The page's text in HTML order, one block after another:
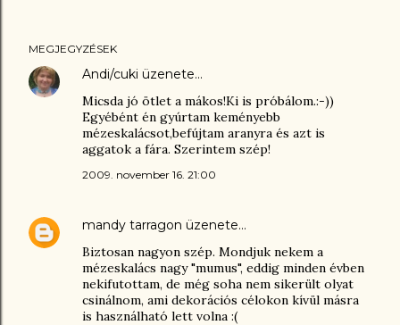
MEGJEGYZÉSEK
Andi/cuki üzenete…
Micsda jó ötlet a mákos!Ki is próbálom.:-))
Egyébént én gyúrtam keményebb
mézeskalácsot,befújtam aranyra és azt is
aggatok a fára. Szerintem szép!
2009. november 16. 21:00
mandy tarragon üzenete…
Biztosan nagyon szép. Mondjuk nekem a
mézeskalács nagy "mumus", eddig minden évben
nekifutottam, de még soha nem sikerült olyat
csinálnom, ami dekorációs célokon kívül másra
is használható lett volna :(